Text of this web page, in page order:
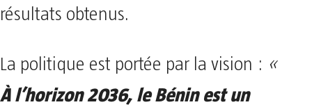
résultats obtenus.
La politique est portée par la vision : «
À l’horizon 2036, le Bénin est un